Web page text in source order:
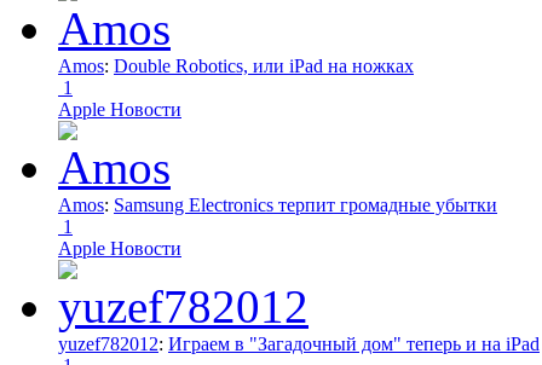
Amos: Double Robotics, или iPad на ножках
1
Apple Новости
Amos: Samsung Electronics терпит громадные убытки
1
Apple Новости
yuzef782012: Играем в "Загадочный дом" теперь и на iPad